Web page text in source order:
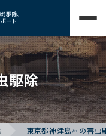
駆除、
ート
駆除
東京都神津島村の害虫